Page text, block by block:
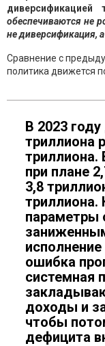
обеспечиваются не
не диверсификация,
Сравнение с
политика движется
В 2023
триллиона
триллиона.
при плане
3,8
параметры
ошибка
системная
доходы и
чтобы
дефицита